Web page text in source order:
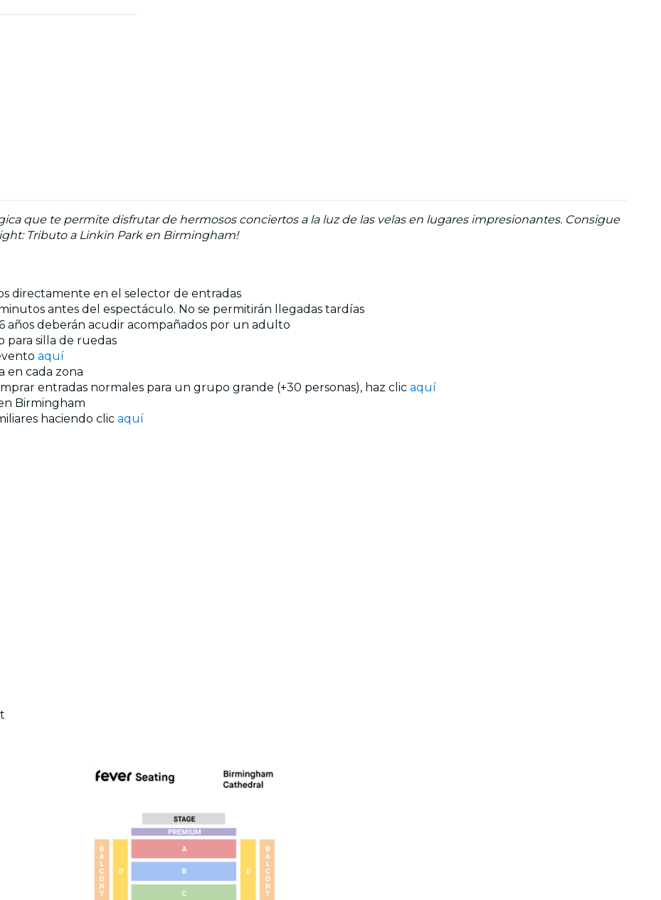
que te permite disfrutar de hermosos conciertos a la luz de las velas en lugares impresionantes. Consigue
Tributo a Linkin Park en Birmingham!
directamente en el selector de entradas
antes del espectáculo. No se permitirán llegadas tardías
años deberán acudir acompañados por un adulto
para silla de ruedas
aquí
en cada zona
entradas normales para un grupo grande (+30 personas), haz clic aquí
Birmingham
haciendo clic aquí